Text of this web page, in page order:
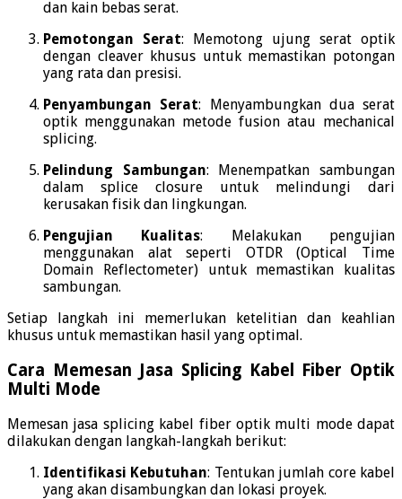
dan kain bebas serat.
Pemotongan Serat:
Memotong ujung serat optik
dengan cleaver khusus untuk memastikan potongan
yang rata dan presisi.
Penyambungan Serat:
Menyambungkan dua serat
optik menggunakan metode fusion atau mechanical
splicing.
Pelindung Sambungan:
Menempatkan sambungan
dalam splice closure untuk melindungi dari
kerusakan fisik dan lingkungan.
Pengujian Kualitas:
Melakukan pengujian
menggunakan alat seperti OTDR (Optical Time
Domain Reflectometer) untuk memastikan kualitas
sambungan.
Setiap langkah ini memerlukan ketelitian dan keahlian
khusus untuk memastikan hasil yang optimal.
Cara Memesan Jasa Splicing Kabel Fiber Optik
Multi Mode
Memesan jasa splicing kabel fiber optik multi mode dapat
dilakukan dengan langkah-langkah berikut:
Identifikasi Kebutuhan: Tentukan jumlah core kabel
yang akan disambungkan dan lokasi proyek.